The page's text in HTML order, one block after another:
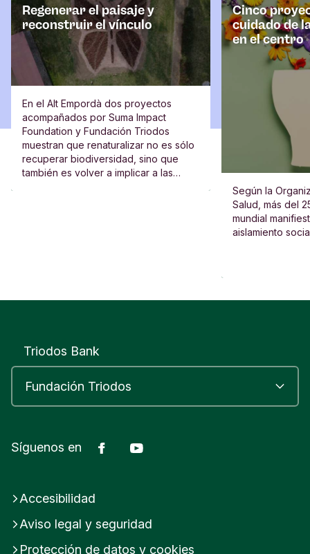
Regenerar el paisaje y
reconstruir el vínculo
En el Alt Empordà dos proyectos
acompañados por Suma Impact
Foundation y Fundación Triodos
muestran que renaturalizar no es sólo
recuperar biodiversidad, sino que
también es volver a implicar a las
Cinco
cuidado de
en el centro
Según la
Salud, más del
mundial
aislamiento
Triodos Bank
Síguenos en Facebook
Accesibilidad
Aviso legal y seguridad
Protección de datos y cookies